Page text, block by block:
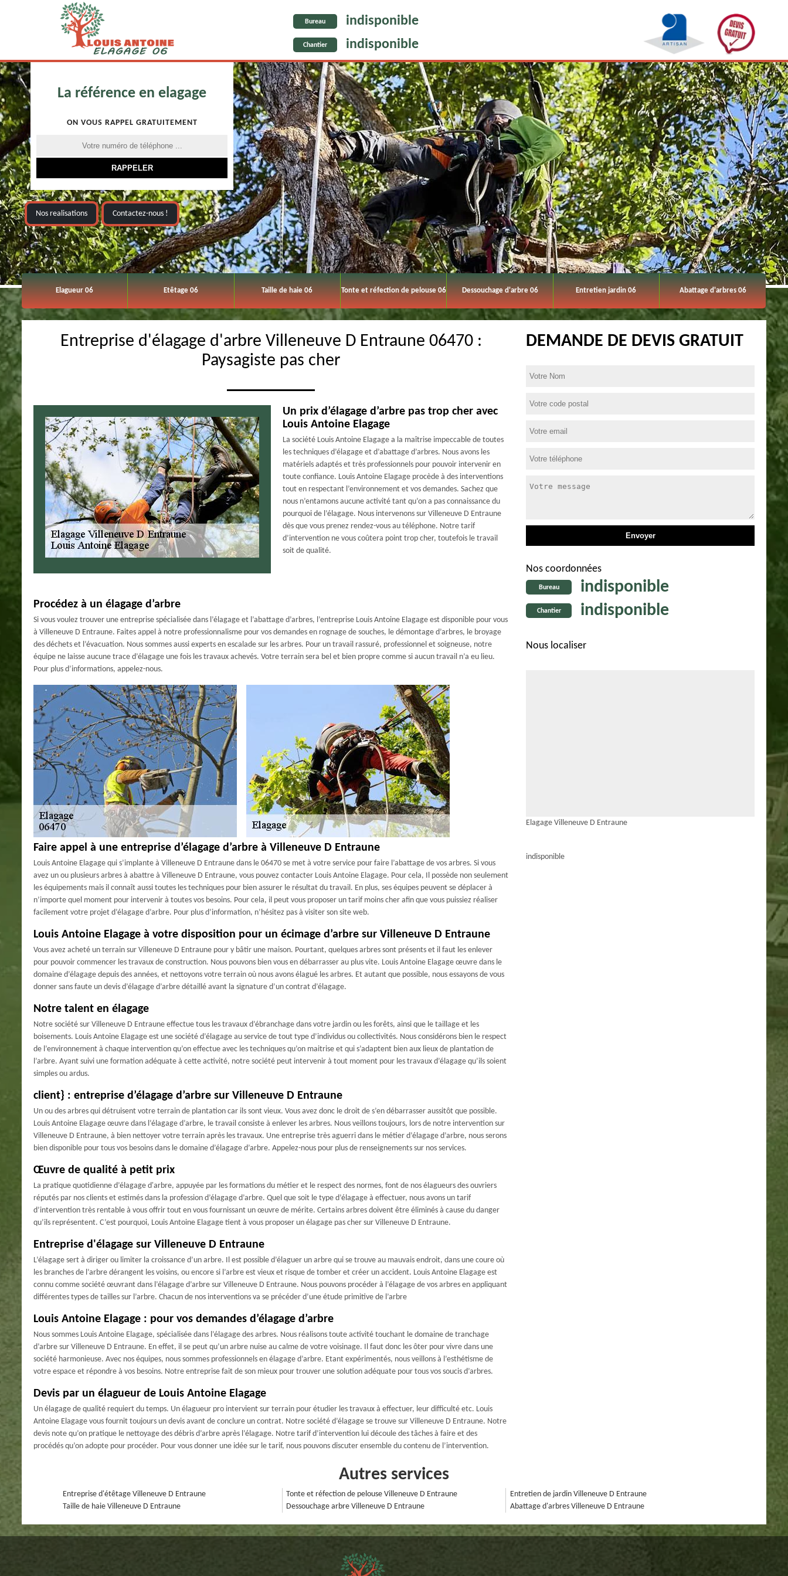
Bureau indisponible
Chantier indisponible
La référence en elagage
ON VOUS RAPPEL GRATUITEMENT
Nos realisations Contactez-nous !
Elagueur 06 Etêtage 06 Taille de haie 06 Tonte et réfection de pelouse 06 Dessouchage d'arbre 06 Entretien jardin 06 Abattage d'arbres 06
Entreprise d'élagage d'arbre Villeneuve D Entraune 06470 :
Paysagiste pas cher
Un prix d’élagage d’arbre pas trop cher avec
Louis Antoine Elagage
La société Louis Antoine Elagage a la maîtrise impeccable de toutes
les techniques d’élagage et d’abattage d’arbres. Nous avons les
matériels adaptés et très professionnels pour pouvoir intervenir en
toute confiance. Louis Antoine Elagage procède à des interventions
tout en respectant l’environnement et vos demandes. Sachez que
nous n’entamons aucune activité tant qu’on a pas connaissance du
pourquoi de l’élagage. Nous intervenons sur Villeneuve D Entraune
dès que vous prenez rendez-vous au téléphone. Notre tarif
d’intervention ne vous coûtera point trop cher, toutefois le travail
soit de qualité.
Procédez à un élagage d’arbre
Si vous voulez trouver une entreprise spécialisée dans l’élagage et l’abattage d’arbres, l’entreprise Louis Antoine Elagage est disponible pour vous
à Villeneuve D Entraune. Faites appel à notre professionnalisme pour vos demandes en rognage de souches, le démontage d’arbres, le broyage
des déchets et l’évacuation. Nous sommes aussi experts en escalade sur les arbres. Pour un travail rassuré, professionnel et soigneuse, notre
équipe ne laisse aucune trace d’élagage une fois les travaux achevés. Votre terrain sera bel et bien propre comme si aucun travail n’a eu lieu.
Pour plus d’informations, appelez-nous.
Faire appel à une entreprise d’élagage d’arbre à Villeneuve D Entraune
Louis Antoine Elagage qui s’implante à Villeneuve D Entraune dans le 06470 se met à votre service pour faire l’abattage de vos arbres. Si vous
avez un ou plusieurs arbres à abattre à Villeneuve D Entraune, vous pouvez contacter Louis Antoine Elagage. Pour cela, Il possède non seulement
les équipements mais il connaît aussi toutes les techniques pour bien assurer le résultat du travail. En plus, ses équipes peuvent se déplacer à
n’importe quel moment pour intervenir à toutes vos besoins. Pour cela, il peut vous proposer un tarif moins cher afin que vous puissiez réaliser
facilement votre projet d’élagage d’arbre. Pour plus d’information, n’hésitez pas à visiter son site web.
Louis Antoine Elagage à votre disposition pour un écimage d’arbre sur Villeneuve D Entraune
Vous avez acheté un terrain sur Villeneuve D Entraune pour y bâtir une maison. Pourtant, quelques arbres sont présents et il faut les enlever
pour pouvoir commencer les travaux de construction. Nous pouvons bien vous en débarrasser au plus vite. Louis Antoine Elagage œuvre dans le
domaine d’élagage depuis des années, et nettoyons votre terrain où nous avons élagué les arbres. Et autant que possible, nous essayons de vous
donner sans faute un devis d’élagage d’arbre détaillé avant la signature d’un contrat d’élagage.
Notre talent en élagage
Notre société sur Villeneuve D Entraune effectue tous les travaux d’ébranchage dans votre jardin ou les forêts, ainsi que le taillage et les
boisements. Louis Antoine Elagage est une société d’élagage au service de tout type d’individus ou collectivités. Nous considérons bien le respect
de l’environnement à chaque intervention qu’on effectue avec les techniques qu’on maitrise et qui s’adaptent bien aux lieux de plantation de
l’arbre. Ayant suivi une formation adéquate à cette activité, notre société peut intervenir à tout moment pour les travaux d’élagage qu’ils soient
simples ou ardus.
client} : entreprise d’élagage d’arbre sur Villeneuve D Entraune
Un ou des arbres qui détruisent votre terrain de plantation car ils sont vieux. Vous avez donc le droit de s’en débarrasser aussitôt que possible.
Louis Antoine Elagage œuvre dans l’élagage d’arbre, le travail consiste à enlever les arbres. Nous veillons toujours, lors de notre intervention sur
Villeneuve D Entraune, à bien nettoyer votre terrain après les travaux. Une entreprise très aguerri dans le métier d’élagage d’arbre, nous serons
bien disponible pour tous vos besoins dans le domaine d’élagage d’arbre. Appelez-nous pour plus de renseignements sur nos services.
Œuvre de qualité à petit prix
La pratique quotidienne d’élagage d'arbre, appuyée par les formations du métier et le respect des normes, font de nos élagueurs des ouvriers
réputés par nos clients et estimés dans la profession d’élagage d’arbre. Quel que soit le type d’élagage à effectuer, nous avons un tarif
d’intervention très rentable à vous offrir tout en vous fournissant un œuvre de mérite. Certains arbres doivent être éliminés à cause du danger
qu’ils représentent. C’est pourquoi, Louis Antoine Elagage tient à vous proposer un élagage pas cher sur Villeneuve D Entraune.
Entreprise d'élagage sur Villeneuve D Entraune
L’élagage sert à diriger ou limiter la croissance d’un arbre. Il est possible d’élaguer un arbre qui se trouve au mauvais endroit, dans une coure où
les branches de l’arbre dérangent les voisins, ou encore si l’arbre est vieux et risque de tomber et créer un accident. Louis Antoine Elagage est
connu comme société œuvrant dans l’élagage d’arbre sur Villeneuve D Entraune. Nous pouvons procéder à l’élagage de vos arbres en appliquant
différentes types de tailles sur l’arbre. Chacun de nos interventions va se précéder d’une étude primitive de l’arbre
Louis Antoine Elagage : pour vos demandes d’élagage d’arbre
Nous sommes Louis Antoine Elagage, spécialisée dans l’élagage des arbres. Nous réalisons toute activité touchant le domaine de tranchage
d’arbre sur Villeneuve D Entraune. En effet, il se peut qu’un arbre nuise au calme de votre voisinage. Il faut donc les ôter pour vivre dans une
société harmonieuse. Avec nos équipes, nous sommes professionnels en élagage d’arbre. Etant expérimentés, nous veillons à l’esthétisme de
votre espace et répondre à vos besoins. Notre entreprise fait de son mieux pour trouver une solution adéquate pour tous vos soucis d’arbres.
Devis par un élagueur de Louis Antoine Elagage
Un élagage de qualité requiert du temps. Un élagueur pro intervient sur terrain pour étudier les travaux à effectuer, leur difficulté etc. Louis
Antoine Elagage vous fournit toujours un devis avant de conclure un contrat. Notre société d’élagage se trouve sur Villeneuve D Entraune. Notre
devis note qu’on pratique le nettoyage des débris d’arbre après l’élagage. Notre tarif d’intervention lui découle des tâches à faire et des
procédés qu’on adopte pour procéder. Pour vous donner une idée sur le tarif, nous pouvons discuter ensemble du contenu de l’intervention.
DEMANDE DE DEVIS GRATUIT
Nos coordonnées
Bureau indisponible
Chantier indisponible
Nous localiser
Elagage Villeneuve D Entraune
indisponible
Autres services
Entreprise d'étêtage Villeneuve D Entraune
Taille de haie Villeneuve D Entraune
Tonte et réfection de pelouse Villeneuve D Entraune
Dessouchage arbre Villeneuve D Entraune
Entretien de jardin Villeneuve D Entraune
Abattage d'arbres Villeneuve D Entraune